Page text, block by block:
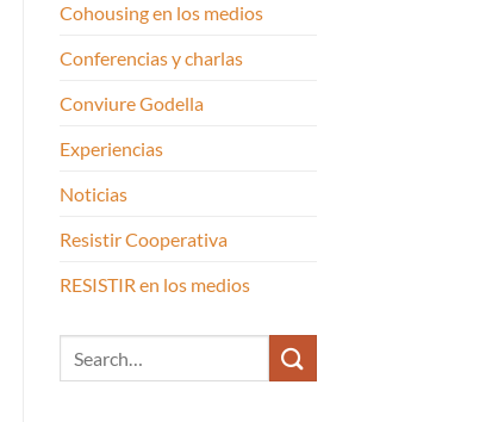
Cohousing en los medios
Conferencias y charlas
Conviure Godella
Experiencias
Noticias
Resistir Cooperativa
RESISTIR en los medios